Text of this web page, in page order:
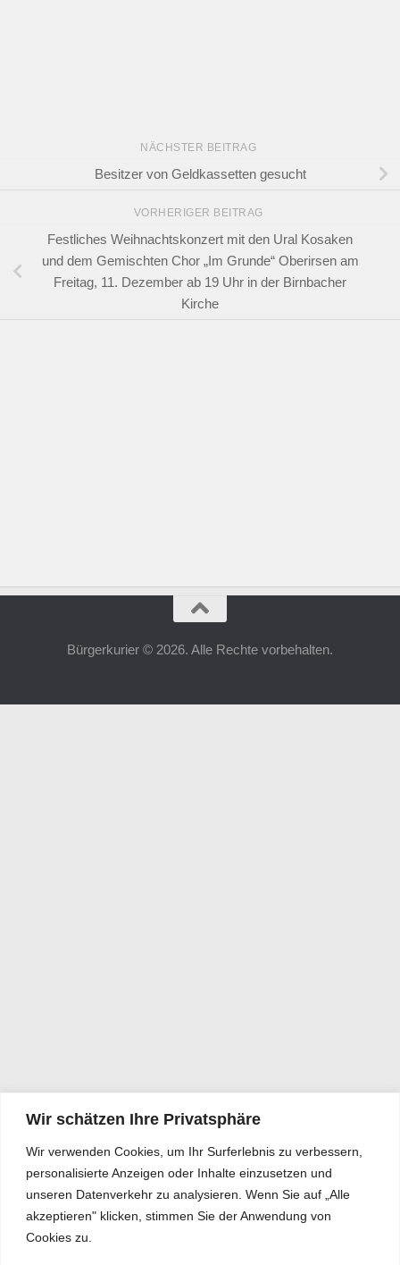
Wir schätzen Ihre Privatsphäre
Wir verwenden Cookies, um Ihr Surferlebnis zu verbessern,
personalisierte Anzeigen oder Inhalte einzusetzen und
unseren Datenverkehr zu analysieren. Wenn Sie auf „Alle
akzeptieren" klicken, stimmen Sie der Anwendung von
Cookies zu.
NÄCHSTER BEITRAG
Besitzer von Geldkassetten gesucht
VORHERIGER BEITRAG
Festliches Weihnachtskonzert mit den Ural Kosaken
und dem Gemischten Chor „Im Grunde“ Oberirsen am
Freitag, 11. Dezember ab 19 Uhr in der Birnbacher
Kirche
Bürgerkurier © 2026. Alle Rechte vorbehalten.